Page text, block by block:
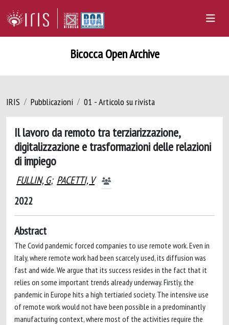
Bicocca Open Archive
IRIS Pubblicazioni 01 - Articolo su rivista
Il lavoro da remoto tra terziarizzazione,
digitalizzazione e trasformazioni delle relazioni
di impiego
FULLIN, G; PACETTI, V
2022
Abstract
The Covid pandemic forced companies to use remote work. Even in
Italy, where remote work had been scarcely used, its diffusion was
fast and wide. We argue that its success resides in the fact that it
relies on some important trends already underway. Firstly, the
pandemic in Europe hits a high tertiaried society. The intensive use
of remote work would not have been possible in a predominantly
manufacturing context, where most of the activities require the